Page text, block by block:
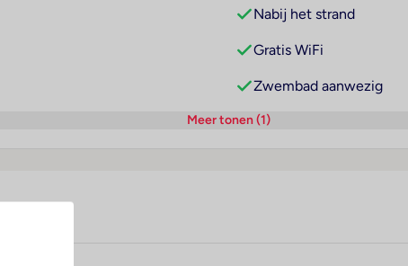
Nabij het strand
Gratis WiFi
Zwembad aanwezig
Meer tonen (1)